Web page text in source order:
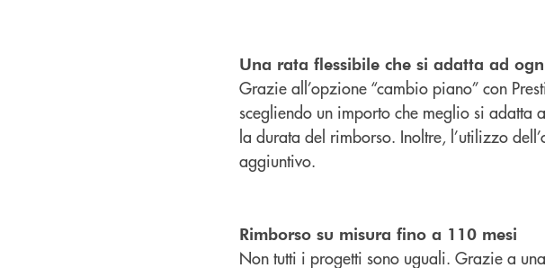
Una rata flessibile che si adatta ad
Grazie all’opzione “cambio piano” con
scegliendo un importo che meglio si adatta
la durata del rimborso. Inoltre, l’utilizzo
aggiuntivo.
Rimborso su misura fino a 110 mesi
Non tutti i progetti sono uguali. Grazie a